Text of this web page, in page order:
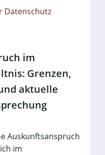
Datenschutz
im
Grenzen,
aktuelle
Auskunftsanspruch
im